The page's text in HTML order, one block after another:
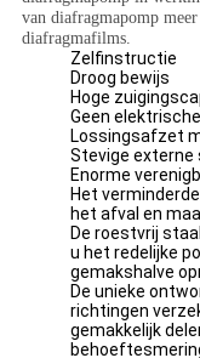
van diafragmapomp
diafragmafilms.
Zelfinstructie
Droog bewijs
Hoge
Geen
Lossingsafzet
Stevige
Enorme
Het
het afval en
De roestvrij
u het redelijke
gemakshalve
De unieke
richtingen
gemakkelijk